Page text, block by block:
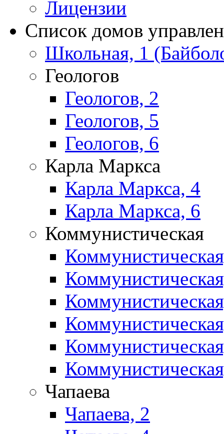
Лицензии
Список домов
Школьная, 1
Геологов
Геологов, 2
Геологов, 5
Геологов, 6
Карла Маркса
Карла Маркса, 4
Карла Маркса, 6
Коммунистическая
Чапаева
Чапаева, 2